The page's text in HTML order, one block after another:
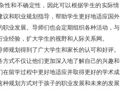
性和不确定性，因此可以根据学生的实际情
议和职业规划指导，帮助学生更好地适应国外
职业发展。导师们也会定期组织各种活动，与
经验，扩大学生的视野和人际关系网。
规划得到了广大学生和家长的认可和好评。
方式不仅让他们更加深入地了解自己的兴趣和
在留学过程中更好地适应并取得更好的学术成
种规划方式对于孩子的职业发展和未来的发展